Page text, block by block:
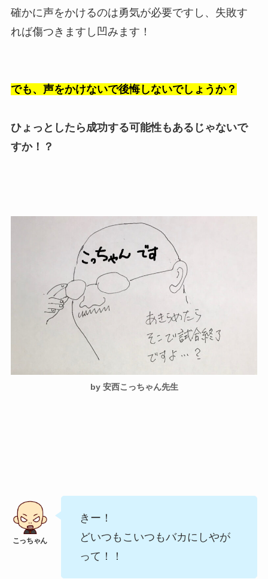
確かに声をかけるのは勇気が必要ですし、失敗す
れば傷つきますし凹みます！
でも、声をかけないで後悔しないでしょうか？
ひょっとしたら成功する可能性もあるじゃないで
すか！？
by 安西こっちゃん先生
きー！
どいつもこいつもバカにしやが
って！！